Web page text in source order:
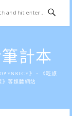
計本
》、《輕旅
》等媒體網站